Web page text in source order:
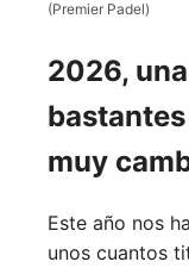
(Premier Padel)
2026,
muy
Este año nos
unos cuantos